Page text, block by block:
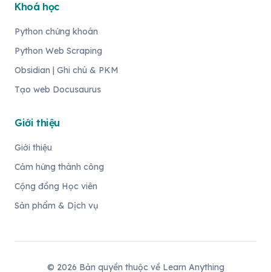
Khoá học
Python chứng khoán
Python Web Scraping
Obsidian | Ghi chú & PKM
Tạo web Docusaurus
Giới thiệu
Giới thiệu
Cảm hứng thành công
Cộng đồng Học viên
Sản phẩm & Dịch vụ
© 2026 Bản quyền thuộc về Learn Anything